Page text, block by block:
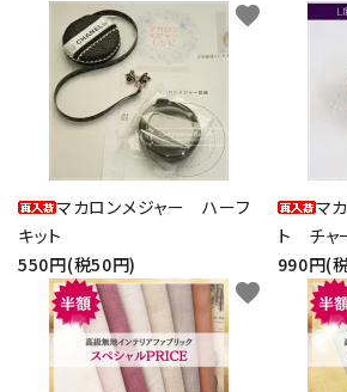
マカロンメジャー ハーフ
キット
550円(税50円)
favorite
マ
ト チャ
990円(
favorite